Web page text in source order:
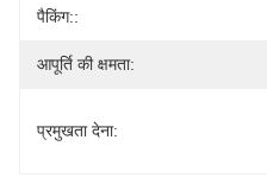
पैकिंग::
आपूर्ति की क्षमता:
प्रमुखता देना: